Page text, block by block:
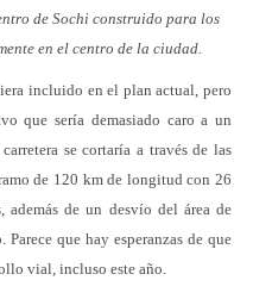
de Sochi construido para los
en el centro de la ciudad.
incluido en el plan actual, pero
que sería demasiado caro a un
se cortaría a través de las
de 120 km de longitud con 26
además de un desvío del área de
que hay esperanzas de que
vial, incluso este año.